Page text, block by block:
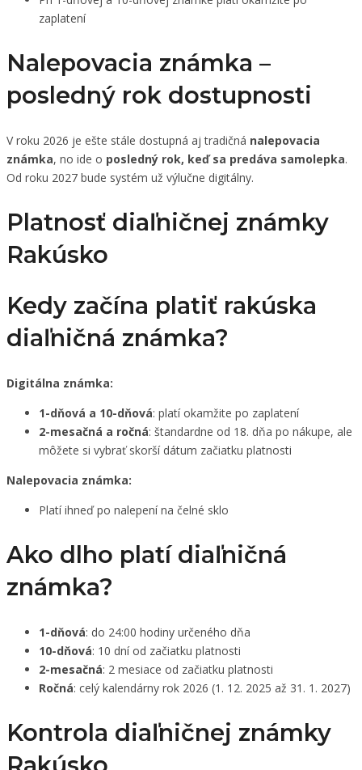
zaplatení
Nalepovacia známka –
posledný rok dostupnosti
V roku 2026 je ešte stále dostupná aj tradičná nalepovacia
známka, no ide o posledný rok, keď sa predáva samolepka.
Od roku 2027 bude systém už výlučne digitálny.
Platnosť diaľničnej známky
Rakúsko
Kedy začína platiť rakúska
diaľničná známka?
Digitálna známka:
1-dňová a 10-dňová: platí okamžite po zaplatení
2-mesačná a ročná: štandardne od 18. dňa po nákupe, ale
môžete si vybrať skorší dátum začiatku platnosti
Nalepovacia známka:
Platí ihneď po nalepení na čelné sklo
Ako dlho platí diaľničná
známka?
1-dňová: do 24:00 hodiny určeného dňa
10-dňová: 10 dní od začiatku platnosti
2-mesačná: 2 mesiace od začiatku platnosti
Ročná: celý kalendárny rok 2026 (1. 12. 2025 až 31. 1. 2027)
Kontrola diaľničnej známky